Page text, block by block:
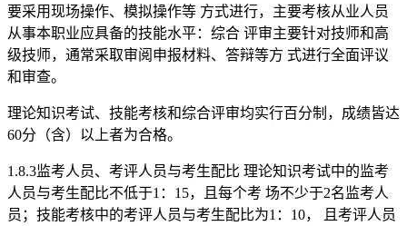
要采用现场操作、模拟操作等 方式进行，主要考核从业人员
从事本职业应具备的技能水平：综合 评审主要针对技师和高
级技师，通常采取审阅申报材料、答辩等方 式进行全面评议
和审查。
理论知识考试、技能考核和综合评审均实行百分制，成绩皆达
60分（含）以上者为合格。
1.8.3监考人员、考评人员与考生配比 理论知识考试中的监考
人员与考生配比不低于1：15，且每个考 场不少于2名监考人
员；技能考核中的考评人员与考生配比为1：10， 且考评人员